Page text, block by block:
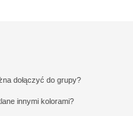
dołączyć do grupy?
innymi kolorami?